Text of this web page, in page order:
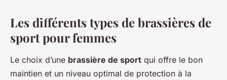
Les différents types de brassières de
sport pour femmes
Le choix d’une brassière de sport qui offre le bon
maintien et un niveau optimal de protection à la